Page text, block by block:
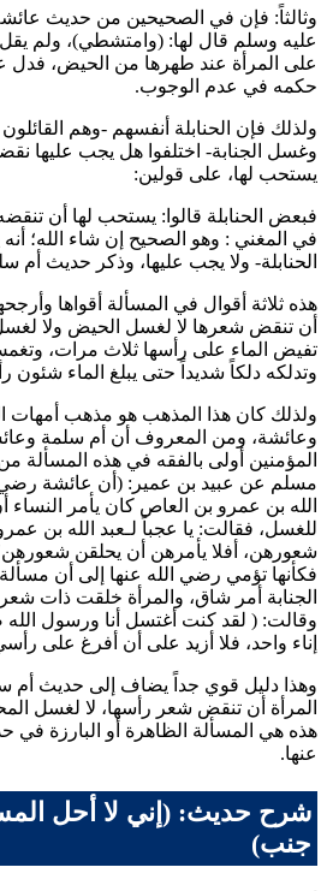
وثالثاً: فإن في الصحيحين من حديث
عليه وسلم قال لها: (وامتشطي)، ولم
على المرأة عند طهرها من الحيض، فدل
حكمه في عدم الوجوب.
ولذلك فإن الحنابلة أنفسهم -وهم
وغسل الجنابة- اختلفوا هل يجب عليها
يستحب لها، على قولين:
فبعض الحنابلة قالوا: يستحب لها أن
في المغني : وهو الصحيح إن شاء الله؛
الحنابلة- ولا يجب عليها، وذكر حديث أم
هذه ثلاثة أقوال في المسألة أقواها
أن تنقض شعرها لا لغسل الحيض ولا
تفيض الماء على رأسها ثلاث مرات،
وتدلكه دلكاً شديداً حتى يبلغ الماء شئون
ولذلك كان هذا المذهب هو مذهب أمهات
وعائشة، ومن المعروف أن أم سلمة و
المؤمنين أولى بالفقه في هذه
مسلم عن عبيد بن عمير : (أن عائشة رضي
الله بن عمرو بن العاص كان يأمر
للغسل، فقالت: يا عجباً لـعبد الله بن
شعورهن، أفلا يأمرهن أن يحلقن
فكأنها تؤمي رضي الله عنها إلى أن
الجنابة أمر شاق، والمرأة خلقت ذات
وقالت: ( لقد كنت أغتسل أنا ورسول
إناء واحد، فلا أزيد على أن أفرغ على
وهذا دليل قوي جداً يضاف إلى حديث أم
المرأة أن تنقض شعر رأسها، لا لغسل
هذه هي المسألة الظاهرة أو البارزة في
عنها.
شرح حديث: (إني لا أحل
جنب)